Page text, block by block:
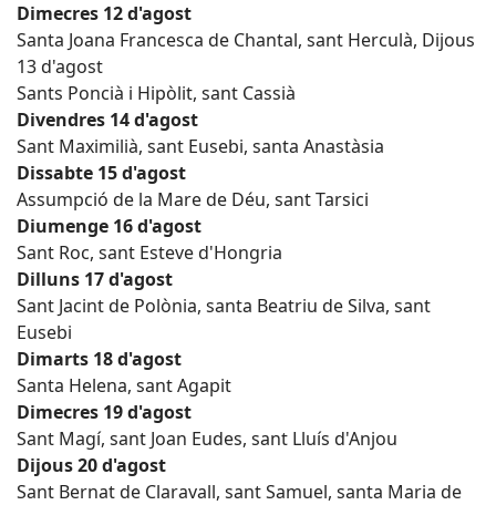
Dimecres 12 d'agost
Santa Joana Francesca de Chantal, sant Herculà, Dijous
13 d'agost
Sants Poncià i Hipòlit, sant Cassià
Divendres 14 d'agost
Sant Maximilià, sant Eusebi, santa Anastàsia
Dissabte 15 d'agost
Assumpció de la Mare de Déu, sant Tarsici
Diumenge 16 d'agost
Sant Roc, sant Esteve d'Hongria
Dilluns 17 d'agost
Sant Jacint de Polònia, santa Beatriu de Silva, sant
Eusebi
Dimarts 18 d'agost
Santa Helena, sant Agapit
Dimecres 19 d'agost
Sant Magí, sant Joan Eudes, sant Lluís d'Anjou
Dijous 20 d'agost
Sant Bernat de Claravall, sant Samuel, santa Maria de